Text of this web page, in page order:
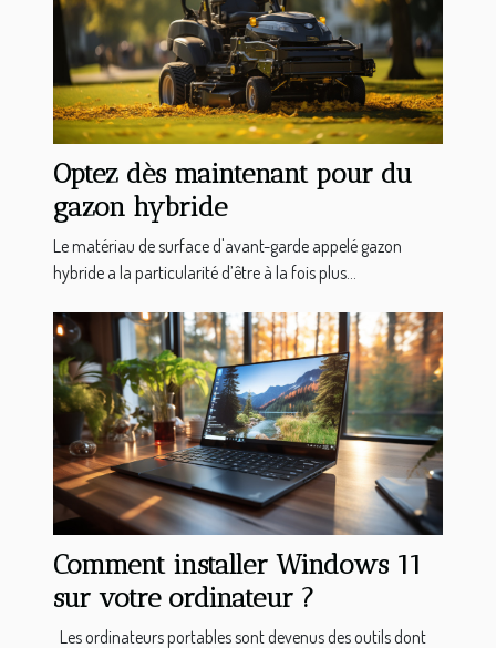
Optez dès maintenant pour du
gazon hybride
Le matériau de surface d'avant-garde appelé gazon
hybride a la particularité d’être à la fois plus...
Comment installer Windows 11
sur votre ordinateur ?
Les ordinateurs portables sont devenus des outils dont